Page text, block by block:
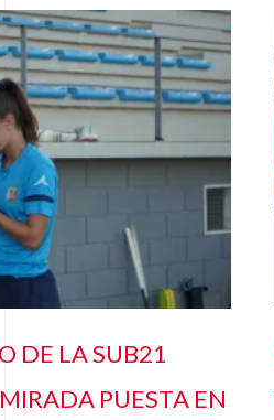
DE LA SUB21
PUESTA EN